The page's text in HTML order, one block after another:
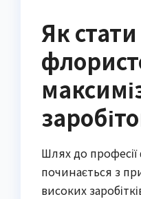
Як стати
Шлях до
починається з
високих